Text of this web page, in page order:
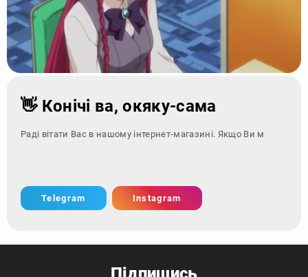
👋 Конічі ва, окяку-сама
Раді вітати Вас в нашому інтернет-магазині. Якщо Ви маєте
Telegram Instagram
Підпишись